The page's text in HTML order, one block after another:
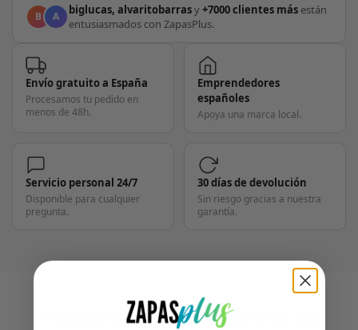
B A biglucas, alvaritobarrasy+7000 clientes más están
entusiasmados con ZapasPlus.
Envío gratuito a España
Procesamos tu pedido en
menos de 48h.
Emprendedores
españoles
Apoya una marca local.
Servicio personal 24/7
Disponible para cualquier
pregunta.
30 días de devolución
Sin riesgo gracias a nuestra
garantía.
+14.000 PERSONAS CONFÍAN EN